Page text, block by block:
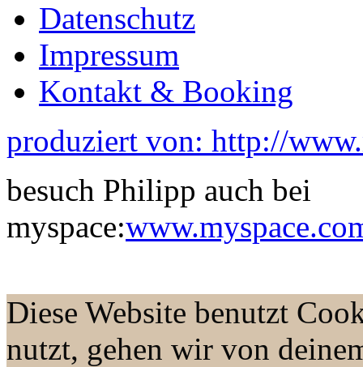
Datenschutz
Impressum
Kontakt & Booking
produziert von: http://
besuch Philipp auch bei
myspace:
Diese Website benutzt
nutzt, gehen wir von